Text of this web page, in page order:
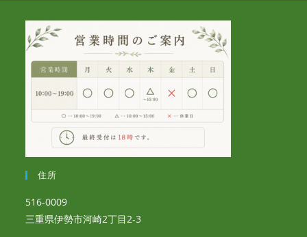
住所
516-0009
三重県伊勢市河崎2丁目2-3